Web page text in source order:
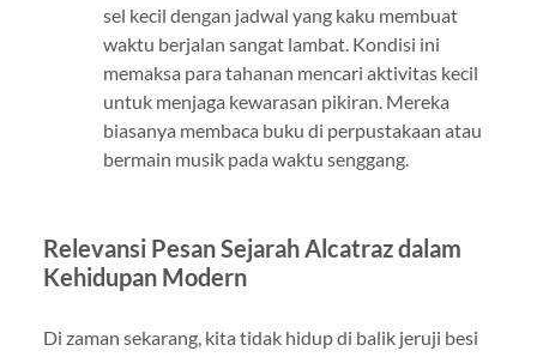
sel kecil dengan jadwal yang kaku membuat
waktu berjalan sangat lambat. Kondisi ini
memaksa para tahanan mencari aktivitas kecil
untuk menjaga kewarasan pikiran. Mereka
biasanya membaca buku di perpustakaan atau
bermain musik pada waktu senggang.
Relevansi Pesan Sejarah Alcatraz dalam
Kehidupan Modern
Di zaman sekarang, kita tidak hidup di balik jeruji besi